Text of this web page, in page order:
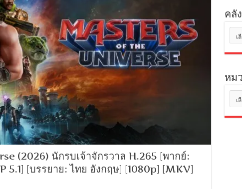
ไทย
DD
5.1]
[ซับ:
อังกฤษ/
ไทย]-
[H264]-
DL.H.264
ไทย
ไทย]
[1080p]
(2026) นักรบเจ้าจักรวาล H.265 [พากย์:
5.1] [บรรยาย: ไทย อังกฤษ] [1080p] [MKV]
คลั
เก็บ
หม
หมู่